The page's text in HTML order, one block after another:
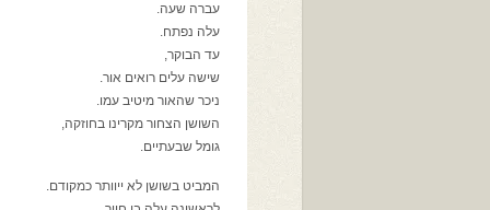
עברה שעה.
עלה נפתח.
עד הבוקר,
שישה עלים רואים אור.
ניכר שהאור מיטיב עמו.
השושן הצחור מקרינו בחוזקה,
גומל שבעתיים.
המביט בשושן לא ייוותר כמקודם.